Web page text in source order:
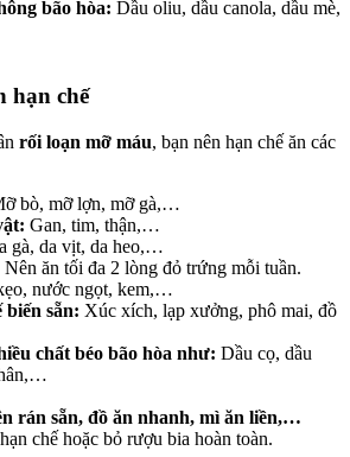
bão hòa: Dầu oliu, dầu canola, dầu mè,
hạn chế
rối loạn mỡ máu, bạn nên hạn chế ăn các
bò, mỡ lợn, mỡ gà,…
Gan, tim, thận,…
gà, da vịt, da heo,…
Nên ăn tối đa 2 lòng đỏ trứng mỗi tuần.
nước ngọt, kem,…
biến sẵn: Xúc xích, lạp xưởng, phô mai, đồ
chất béo bão hòa như: Dầu cọ, dầu
rán sẵn, đồ ăn nhanh, mì ăn liền,…
chế hoặc bỏ rượu bia hoàn toàn.